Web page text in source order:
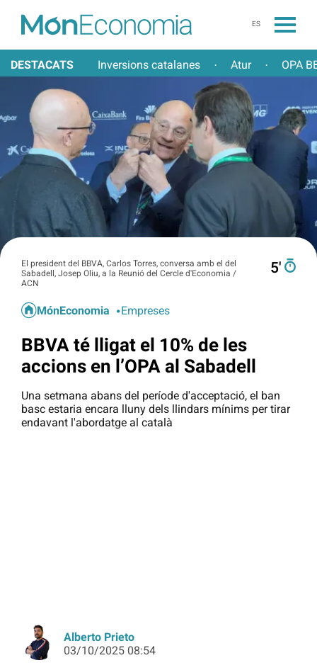
ES
DESTACATS Inversions catalanes · Atur · OPA
El president del BBVA, Carlos Torres, conversa amb el del
Sabadell, Josep Oliu, a la Reunió del Cercle d'Economia /
ACN
5′
MónEconomia Empreses
BBVA té lligat el 10% de les
accions en l’OPA al Sabadell
Una setmana abans del període d'acceptació, el ban
basc estaria encara lluny dels llindars mínims per tirar
endavant l'abordatge al català
Alberto Prieto
03/10/2025 08:54